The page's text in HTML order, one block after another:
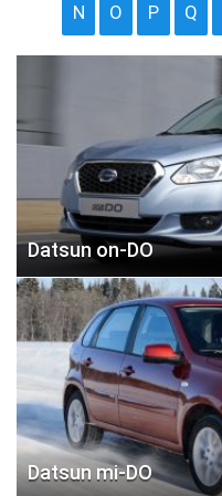
N O P Q
Datsun on-DO
Datsun mi-DO